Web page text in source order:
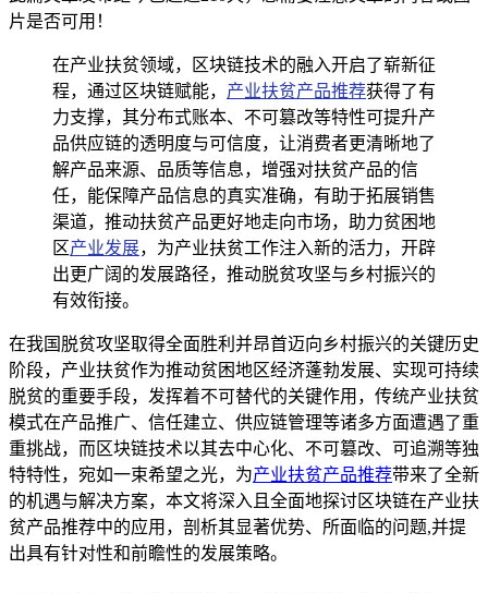
片是否可用！
在产业扶贫领域，区块链技术的融入开启了崭新征
程，通过区块链赋能， 产业扶贫产品推荐获得了有
力支撑，其分布式账本、不可篡改等特性可提升产
品供应链的透明度与可信度，让消费者更清晰地了
解产品来源、品质等信息，增强对扶贫产品的信
任，能保障产品信息的真实准确，有助于拓展销售
渠道，推动扶贫产品更好地走向市场，助力贫困地
区产业发展，为产业扶贫工作注入新的活力，开辟
出更广阔的发展路径，推动脱贫攻坚与乡村振兴的
有效衔接。
在我国脱贫攻坚取得全面胜利并昂首迈向乡村振兴的关键历史
阶段，产业扶贫作为推动贫困地区经济蓬勃发展、实现可持续
脱贫的重要手段，发挥着不可替代的关键作用，传统产业扶贫
模式在产品推广、信任建立、供应链管理等诸多方面遭遇了重
重挑战，而区块链技术以其去中心化、不可篡改、可追溯等独
特特性，宛如一束希望之光，为产业扶贫产品推荐带来了全新
的机遇与解决方案，本文将深入且全面地探讨区块链在产业扶
贫产品推荐中的应用，剖析其显著优势、所面临的问题,并提
出具有针对性和前瞻性的发展策略。